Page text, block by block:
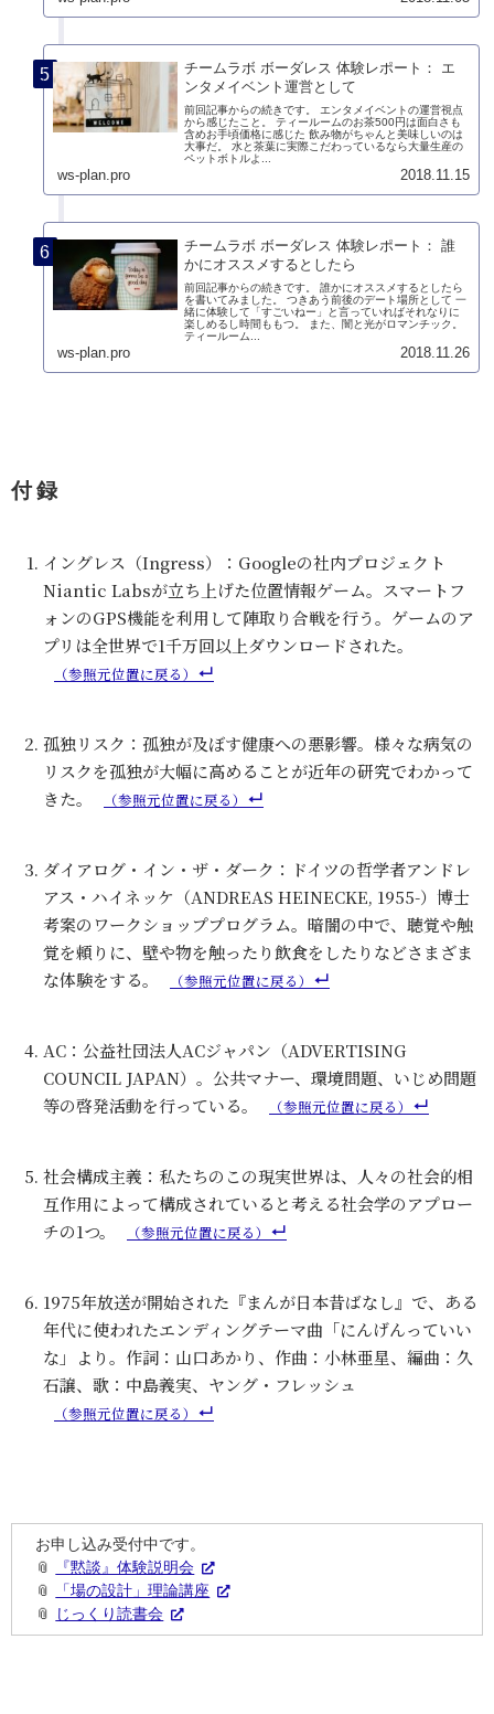
チームラボ ボーダレス 体験レポート： エ
ンタメイベント運営として
前回記事からの続きです。 エンタメイベントの運営視点
から感じたこと。 ティールームのお茶500円は面白さも
含めお手頃価格に感じた 飲み物がちゃんと美味しいのは
大事だ。 水と茶葉に実際こだわっているなら大量生産の
ペットボトルよ...
ws-plan.pro 2018.11.15
チームラボ ボーダレス 体験レポート： 誰
かにオススメするとしたら
前回記事からの続きです。 誰かにオススメするとしたら
を書いてみました。 つきあう前後のデート場所として 一
緒に体験して「すごいねー」と言っていればそれなりに
楽しめるし時間ももつ。 また、闇と光がロマンチック。
ティールーム...
ws-plan.pro 2018.11.26
付録
イングレス（Ingress）：Googleの社内プロジェクト
Niantic Labsが立ち上げた位置情報ゲーム。スマートフ
ォンのGPS機能を利用して陣取り合戦を行う。ゲームのア
プリは全世界で1千万回以上ダウンロードされた。
孤独リスク：孤独が及ぼす健康への悪影響。様々な病気の
リスクを孤独が大幅に高めることが近年の研究でわかって
きた。
ダイアログ・イン・ザ・ダーク：ドイツの哲学者アンドレ
アス・ハイネッケ（ANDREAS HEINECKE, 1955-）博士
考案のワークショッププログラム。暗闇の中で、聴覚や触
覚を頼りに、壁や物を触ったり飲食をしたりなどさまざま
な体験をする。
AC：公益社団法人ACジャパン（ADVERTISING
COUNCIL JAPAN）。公共マナー、環境問題、いじめ問題
等の啓発活動を行っている。
社会構成主義：私たちのこの現実世界は、人々の社会的相
互作用によって構成されていると考える社会学のアプロー
チの1つ。
1975年放送が開始された『まんが日本昔ばなし』で、ある
年代に使われたエンディングテーマ曲「にんげんっていい
な」より。作詞：山口あかり、作曲：小林亜星、編曲：久
石譲、歌：中島義実、ヤング・フレッシュ
お申し込み受付中です。
📎
『黙談』体験説明会
📎
「場の設計」理論講座
📎
じっくり読書会